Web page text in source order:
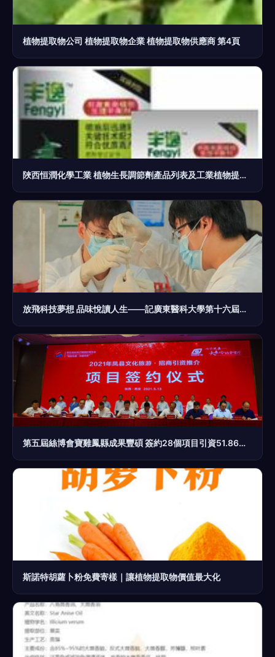
植物提取物公司 植物提取物企業 植物提取物供應商 第4頁
陜西恒潤化學工業 植物生長調節劑產品列表及工業植物提取應用
放飛科技夢想 品味悅讀人生——記廣東醫科大學第十六屆生物化學實驗技能大賽“工業植物提取”賽道
第五屆絲博會寶雞鳳縣成果豐碩 簽約28個項目引資51.86億元，聚焦工業植物提取等特色產業
斯諾特胡蘿卜粉免費寄樣｜讓植物提取物價值最大化